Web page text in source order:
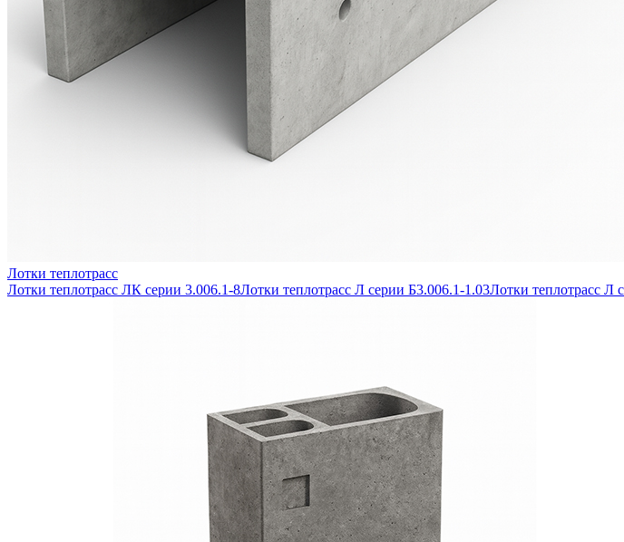
Лотки теплотрасс
Лотки теплотрасс ЛК серии 3.006.1-8Лотки теплотрасс Л серии Б3.006.1-1.03Лотки теплотрасс Л